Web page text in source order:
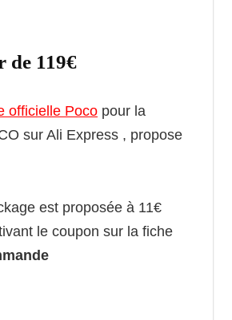
de 119€
officielle Poco pour la
sur Ali Express , propose
est proposée à 11€
le coupon sur la fiche